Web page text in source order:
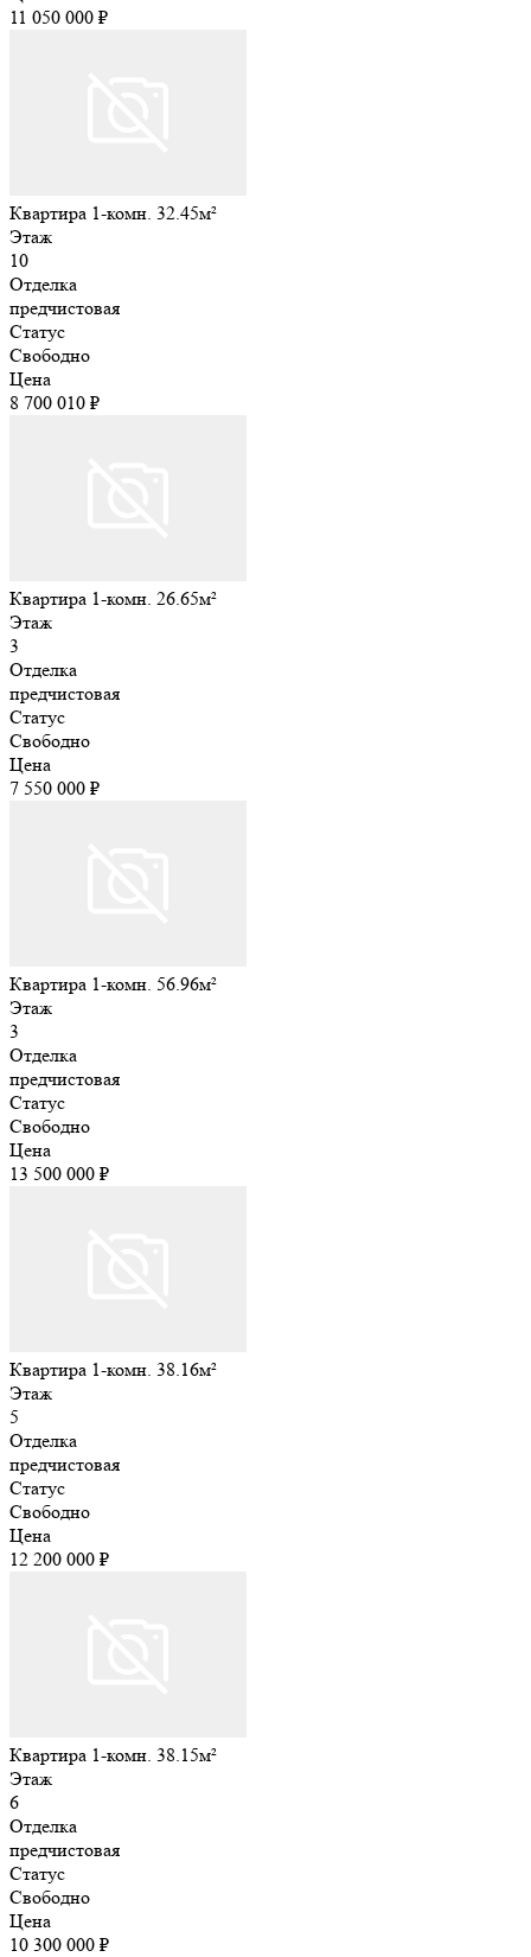
11 050 000 ₽
Квартира 1-комн. 32.45м²
Этаж
10
Отделка
предчистовая
Статус
Свободно
Цена
8 700 010 ₽
Квартира 1-комн. 26.65м²
Этаж
3
Отделка
предчистовая
Статус
Свободно
Цена
7 550 000 ₽
Квартира 1-комн. 56.96м²
Этаж
3
Отделка
предчистовая
Статус
Свободно
Цена
13 500 000 ₽
Квартира 1-комн. 38.16м²
Этаж
5
Отделка
предчистовая
Статус
Свободно
Цена
12 200 000 ₽
Квартира 1-комн. 38.15м²
Этаж
6
Отделка
предчистовая
Статус
Свободно
Цена
10 300 000 ₽